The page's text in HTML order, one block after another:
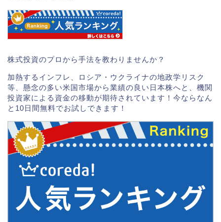
株式投資のプロから手法を教わりませんか？
加熱するインフレ、ロシア・ウクライナの地政学リスク
等、懸念の多い米国市場から業績の良い日本株へと、機関
投資家による資金の移動が期待されています！今ならなん
と10日間無料でお試しできます！